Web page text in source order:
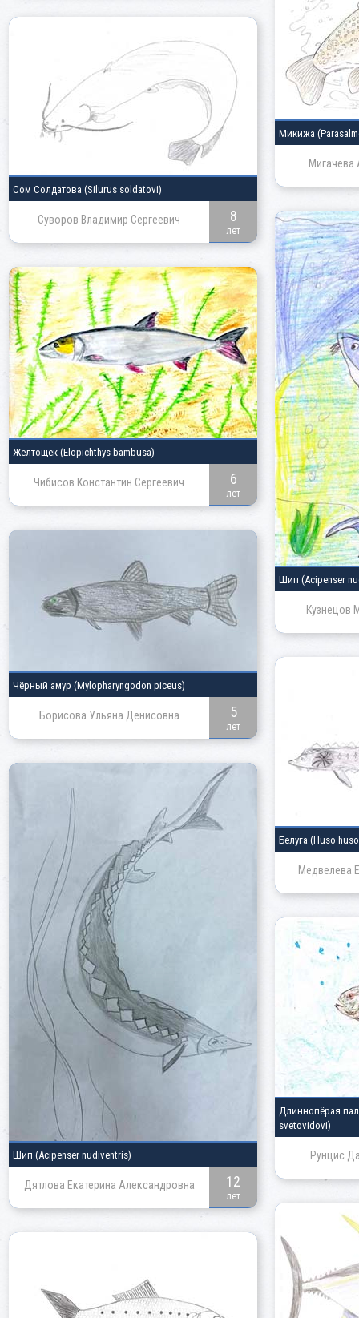
Микижа
Мигачева
Сом Солдатова (Silurus soldatovi)
Суворов Владимир Сергеевич 8
лет
Шип (Acipenser
Кузнецов
Желтощёк (Elopichthys bambusa)
Чибисов Константин Сергеевич 6
лет
Чёрный амур (Mylopharyngodon piceus)
Борисова Ульяна Денисовна 5
лет
Белуга (Huso
Медвелева
Шип (Acipenser nudiventris)
Дятлова Екатерина Александровна 12
лет
Длиннопёрая
svetovidovi)
Рунцис